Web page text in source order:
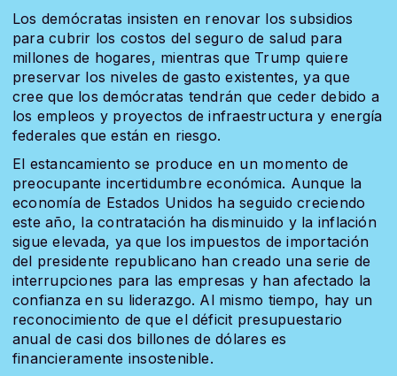
Los demócratas insisten en renovar los subsidios
para cubrir los costos del seguro de salud para
millones de hogares, mientras que Trump quiere
preservar los niveles de gasto existentes, ya que
cree que los demócratas tendrán que ceder debido a
los empleos y proyectos de infraestructura y energía
federales que están en riesgo.
El estancamiento se produce en un momento de
preocupante incertidumbre económica. Aunque la
economía de Estados Unidos ha seguido creciendo
este año, la contratación ha disminuido y la inflación
sigue elevada, ya que los impuestos de importación
del presidente republicano han creado una serie de
interrupciones para las empresas y han afectado la
confianza en su liderazgo. Al mismo tiempo, hay un
reconocimiento de que el déficit presupuestario
anual de casi dos billones de dólares es
financieramente insostenible.